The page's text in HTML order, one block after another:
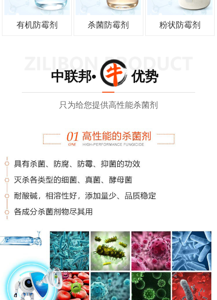
有机防霉剂 杀菌防霉剂 粉状防霉剂
中联邦• 优势
只为给您提供高性能杀菌剂